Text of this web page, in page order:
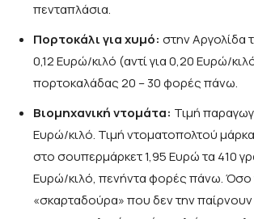
πενταπλάσια.
Πορτοκάλι για χυμό: στην Αργολίδα
0,12 Ευρώ/κιλό (αντί για 0,20 Ευρώ/
πορτοκαλάδας 20 – 30 φορές πάνω.
Βιομηχανική ντομάτα: Τιμή
Ευρώ/κιλό. Τιμή ντοματοπολτού
στο σουπερμάρκετ 1,95 Ευρώ τα 410
Ευρώ/κιλό, πενήντα φορές πάνω. Όσο
«σκαρταδούρα» που δεν την